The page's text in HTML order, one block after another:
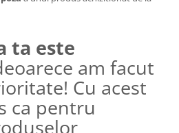
ta este
am facut
Cu acest
ca pentru